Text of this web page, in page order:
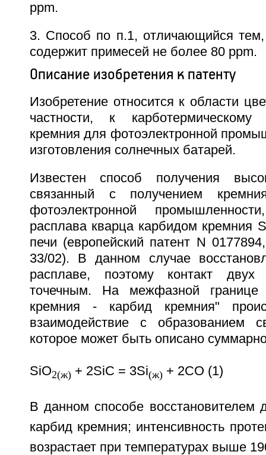
ррm.
3. Способ по п.1, отличающийся тем,
содержит примесей не более 80 ppm.
Описание изобретения к патенту
Изобретение относится к области
частности, к
кремния для фотоэлектронной
изготовления солнечных батарей.
Известен способ получения
связанный с получением
фотоэлектронной
расплава кварца карбидом кремния
печи (европейский патент N
33/02). В данном случае
расплаве, поэтому контакт
точечным. На межфазной границе
кремния - карбид кремния"
взаимодействие с образованием
которое может быть описано
SiO2(ж)+ 2SiC = 3Si(ж)+ 2CO (1)
В данном способе восстановителем
карбид кремния; интенсивность
возрастает при температурах выше